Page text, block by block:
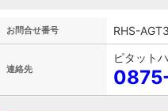
お問合せ番号 RHS-
連絡先
ピタット